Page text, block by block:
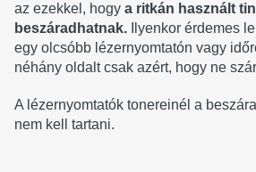
az ezekkel, hogy a ritkán használt
beszáradhatnak. Ilyenkor érdemes
egy olcsóbb lézernyomtatón vagy
néhány oldalt csak azért, hogy ne
A lézernyomtatók tonereinél a
nem kell tartani.